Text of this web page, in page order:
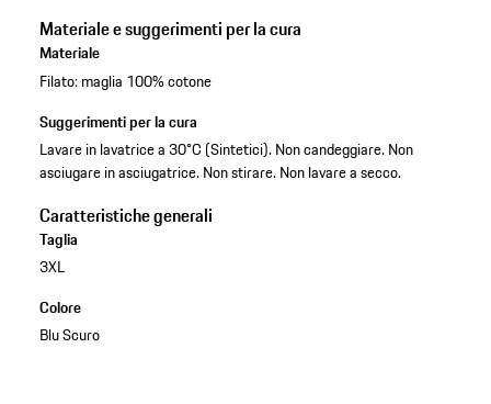
Materiale e suggerimenti per la cura
Materiale
Filato: maglia 100% cotone
Suggerimenti per la cura
Lavare in lavatrice a 30°C (Sintetici). Non candeggiare. Non
asciugare in asciugatrice. Non stirare. Non lavare a secco.
Caratteristiche generali
Taglia
3XL
Colore
Blu Scuro